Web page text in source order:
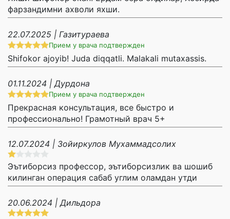
фарзандимни ахволи яхши.
22.07.2025 | Газитураева
Прием у врача подтвержден
Shifokor ajoyib! Juda diqqatli. Malakali mutaxassis.
01.11.2024 | Дурдона
Прием у врача подтвержден
Прекрасная консультация, все быстро и
профессионально! Грамотный врач 5+
12.07.2024 | Зойиркулов Мухаммадсолих
Эътиборсиз профессор, эътиборсизлик ва шошиб
килинган операция сабаб углим оламдан утди
20.06.2024 | Дильдора